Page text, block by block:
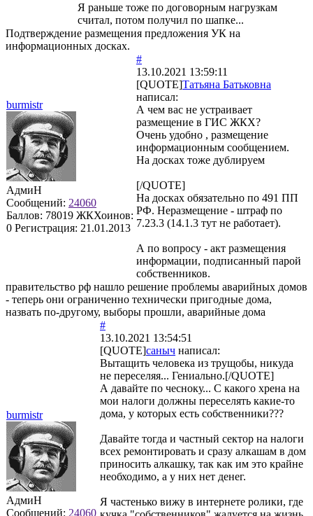
Я раньше тоже по договорным нагрузкам
считал, потом получил по шапке...
Подтверждение размещения предложения УК на
информационных досках.
burmistr
АдмиН
Сообщений: 24060
Баллов: 78019 ЖКХоинов:
0 Регистрация: 21.01.2013
#
13.10.2021 13:59:11
[QUOTE]Татьяна Батьковна
написал:
А чем вас не устраивает
размещение в ГИС ЖКХ?
Очень удобно , размещение
информационным сообщением.
На досках тоже дублируем
[/QUOTE]
На досках обязательно по 491 ПП
РФ. Неразмещение - штраф по
7.23.3 (14.1.3 тут не работает).
А по вопросу - акт размещения
информации, подписанный парой
собственников.
правительство рф нашло решение проблемы аварийных домов
- теперь они ограниченно технически пригодные дома,
назвать по-другому, выборы прошли, аварийные дома
burmistr
АдмиН
Сообщений: 24060
#
13.10.2021 13:54:51
[QUOTE]саныч написал:
Вытащить человека из трущобы, никуда
не переселяя... Гениально.[/QUOTE]
А давайте по чесноку... С какого хрена на
мои налоги должны переселять какие-то
дома, у которых есть собственники???
Давайте тогда и частный сектор на налоги
всех ремонтировать и сразу алкашам в дом
приносить алкашку, так как им это крайне
необходимо, а у них нет денег.
Я частенько вижу в интернете ролики, где